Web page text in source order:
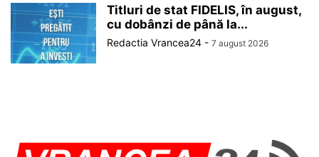
Titluri de stat FIDELIS, în august,
cu dobânzi de până la...
Redactia Vrancea24 - 7 august 2026